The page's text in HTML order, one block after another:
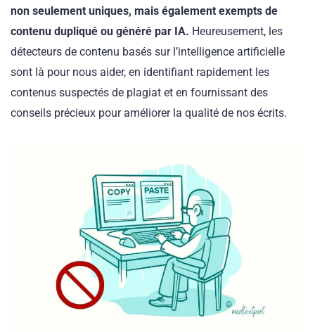
non seulement uniques, mais également exempts de
contenu dupliqué ou généré par IA. Heureusement, les
détecteurs de contenu basés sur l’intelligence artificielle
sont là pour nous aider, en identifiant rapidement les
contenus suspectés de plagiat et en fournissant des
conseils précieux pour améliorer la qualité de nos écrits.